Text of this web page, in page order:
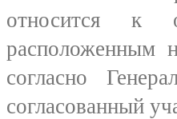
относится к
расположенным
согласно
согласованный